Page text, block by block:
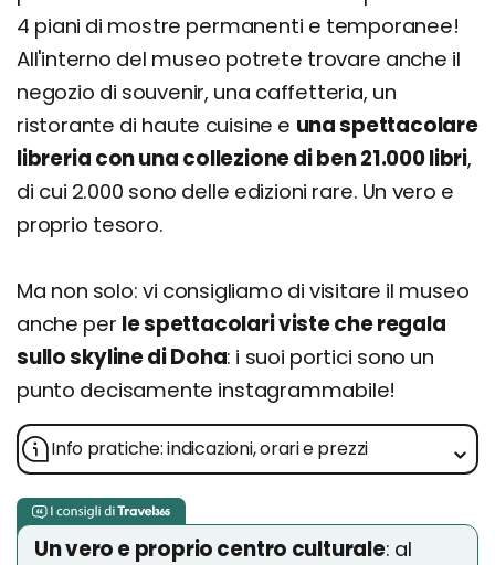
4 piani di mostre permanenti e temporanee!
All'interno del museo potrete trovare anche il
negozio di souvenir, una caffetteria, un
ristorante di haute cuisine e una spettacolare
libreria con una collezione di ben 21.000 libri,
di cui 2.000 sono delle edizioni rare. Un vero e
proprio tesoro.
Ma non solo: vi consigliamo di visitare il museo
anche per le spettacolari viste che regala
sullo skyline di Doha: i suoi portici sono un
punto decisamente instagrammabile!
Info pratiche: indicazioni, orari e prezzi
Un vero e proprio centro culturale: al